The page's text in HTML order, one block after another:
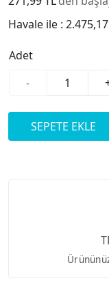
Havale ile :
Adet
-